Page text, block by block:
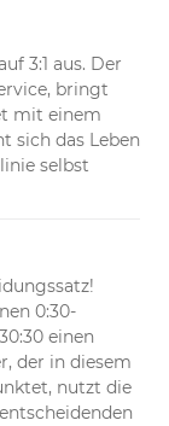
3:1 aus. Der
bringt
mit einem
sich das Leben
selbst
0:30-
einen
der in diesem
nutzt die